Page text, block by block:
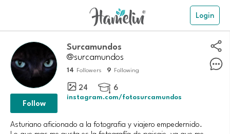
Login
Surcamundos
@surcamundos
14 Followers 9 Following
24  6
instagram.com/fotosurcamundos
Follow
Asturiano aficionado a la fotografia y viajero empedernido.